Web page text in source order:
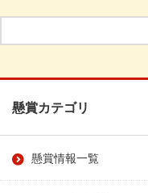
懸賞カテゴリ
懸賞情報一覧